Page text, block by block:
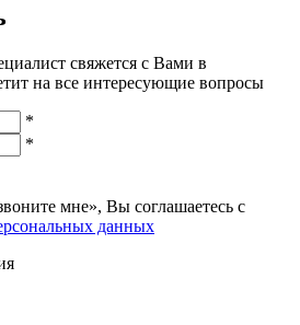
свяжется с Вами в
на все интересующие вопросы
*
*
мне», Вы соглашаетесь с
данных